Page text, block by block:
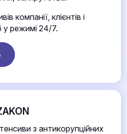
компанії, клієнтів і
у режимі 24/7.
з антикорупційних